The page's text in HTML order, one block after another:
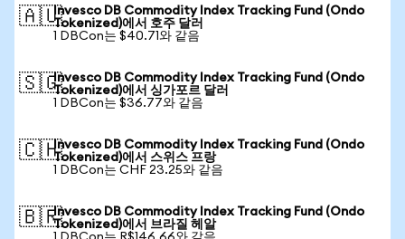
🇦🇺Invesco DB Commodity Index Tracking Fund (Ondo
Tokenized)에서 호주 달러
1 DBCon는 $40.71와 같음
🇸🇬Invesco DB Commodity Index Tracking Fund (Ondo
Tokenized)에서 싱가포르 달러
1 DBCon는 $36.77와 같음
🇨🇭Invesco DB Commodity Index Tracking Fund (Ondo
Tokenized)에서 스위스 프랑
1 DBCon는 CHF 23.25와 같음
🇧🇷Invesco DB Commodity Index Tracking Fund (Ondo
Tokenized)에서 브라질 헤알